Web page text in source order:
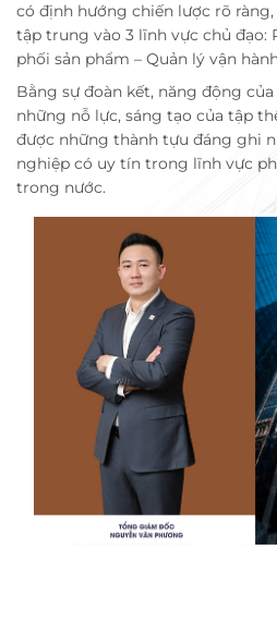
có định hướng chiến lược rõ
tập trung vào 3 lĩnh vực chủ đạo:
phối sản phẩm – Quản lý vận
Bằng sự đoàn kết, năng động
những nỗ lực, sáng tạo của tập
được những thành tựu đáng ghi
nghiệp có uy tín trong lĩnh vực
trong nước.